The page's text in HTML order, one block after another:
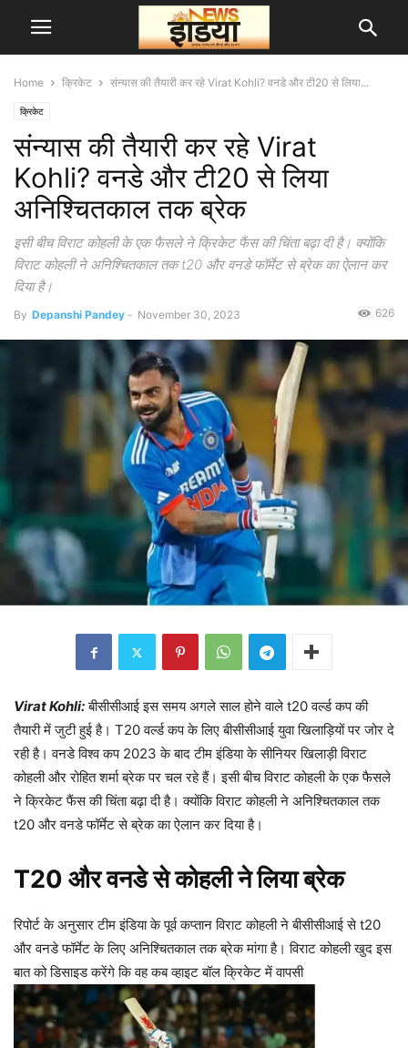
Home क्रिकेट संन्यास की तैयारी कर रहे Virat Kohli? वनडे और टी20 से लिया...
क्रिकेट
संन्यास की तैयारी कर रहे Virat
Kohli? वनडे और टी20 से लिया
अनिश्चितकाल तक ब्रेक
इसी बीच विराट कोहली के एक फैसले ने क्रिकेट फैंस की चिंता बढ़ा दी है। क्योंकि
विराट कोहली ने अनिश्चितकाल तक t20 और वनडे फॉर्मेट से ब्रेक का ऐलान कर
दिया है।
By Depanshi Pandey - November 30, 2023 626
Virat Kohli: बीसीसीआई इस समय अगले साल होने वाले t20 वर्ल्ड कप की
तैयारी में जुटी हुई है। T20 वर्ल्ड कप के लिए बीसीसीआई युवा खिलाड़ियों पर जोर दे
रही है। वनडे विश्व कप 2023 के बाद टीम इंडिया के सीनियर खिलाड़ी विराट
कोहली और रोहित शर्मा ब्रेक पर चल रहे हैं। इसी बीच विराट कोहली के एक फैसले
ने क्रिकेट फैंस की चिंता बढ़ा दी है। क्योंकि विराट कोहली ने अनिश्चितकाल तक
t20 और वनडे फॉर्मेट से ब्रेक का ऐलान कर दिया है।
T20 और वनडे से कोहली ने लिया ब्रेक
रिपोर्ट के अनुसार टीम इंडिया के पूर्व कप्तान विराट कोहली ने बीसीसीआई से t20
और वनडे फॉर्मेट के लिए अनिश्चितकाल तक ब्रेक मांगा है। विराट कोहली खुद इस
बात को डिसाइड करेंगे कि वह कब व्हाइट बॉल क्रिकेट में वापसी